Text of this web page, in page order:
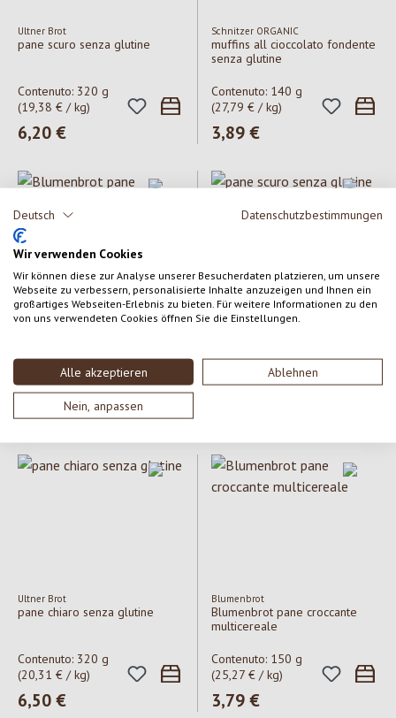
Deutsch Datenschutzbestimmungen
Wir verwenden Cookies
Wir können diese zur Analyse unserer Besucherdaten platzieren, um unsere
Webseite zu verbessern, personalisierte Inhalte anzuzeigen und Ihnen ein
großartiges Webseiten-Erlebnis zu bieten. Für weitere Informationen zu den
von uns verwendeten Cookies öffnen Sie die Einstellungen.
Alle akzeptieren Ablehnen
Nein, anpassen
Ultner Brot
pane scuro senza glutine
Contenuto: 320 g
(19,38 € / kg)
Prezzo normale:
6,20 €
Schnitzer ORGANIC
muffins all cioccolato fondente
senza glutine
Contenuto: 140 g
(27,79 € / kg)
Prezzo normale:
3,89 €
Blumenbrot
Contenuto:150 g
(25,27 € / kg)
Prezzo normale:
3,79 €
Ultner Brot
pane scuro senza glutine con
Contenuto:185 g
(20,54 € / kg)
Ultner Brot
pane chiaro senza glutine
Contenuto: 320 g
(20,31 € / kg)
Prezzo normale:
6,50 €
Blumenbrot
Blumenbrot pane croccante
multicereale
Contenuto: 150 g
(25,27 € / kg)
Prezzo normale:
3,79 €